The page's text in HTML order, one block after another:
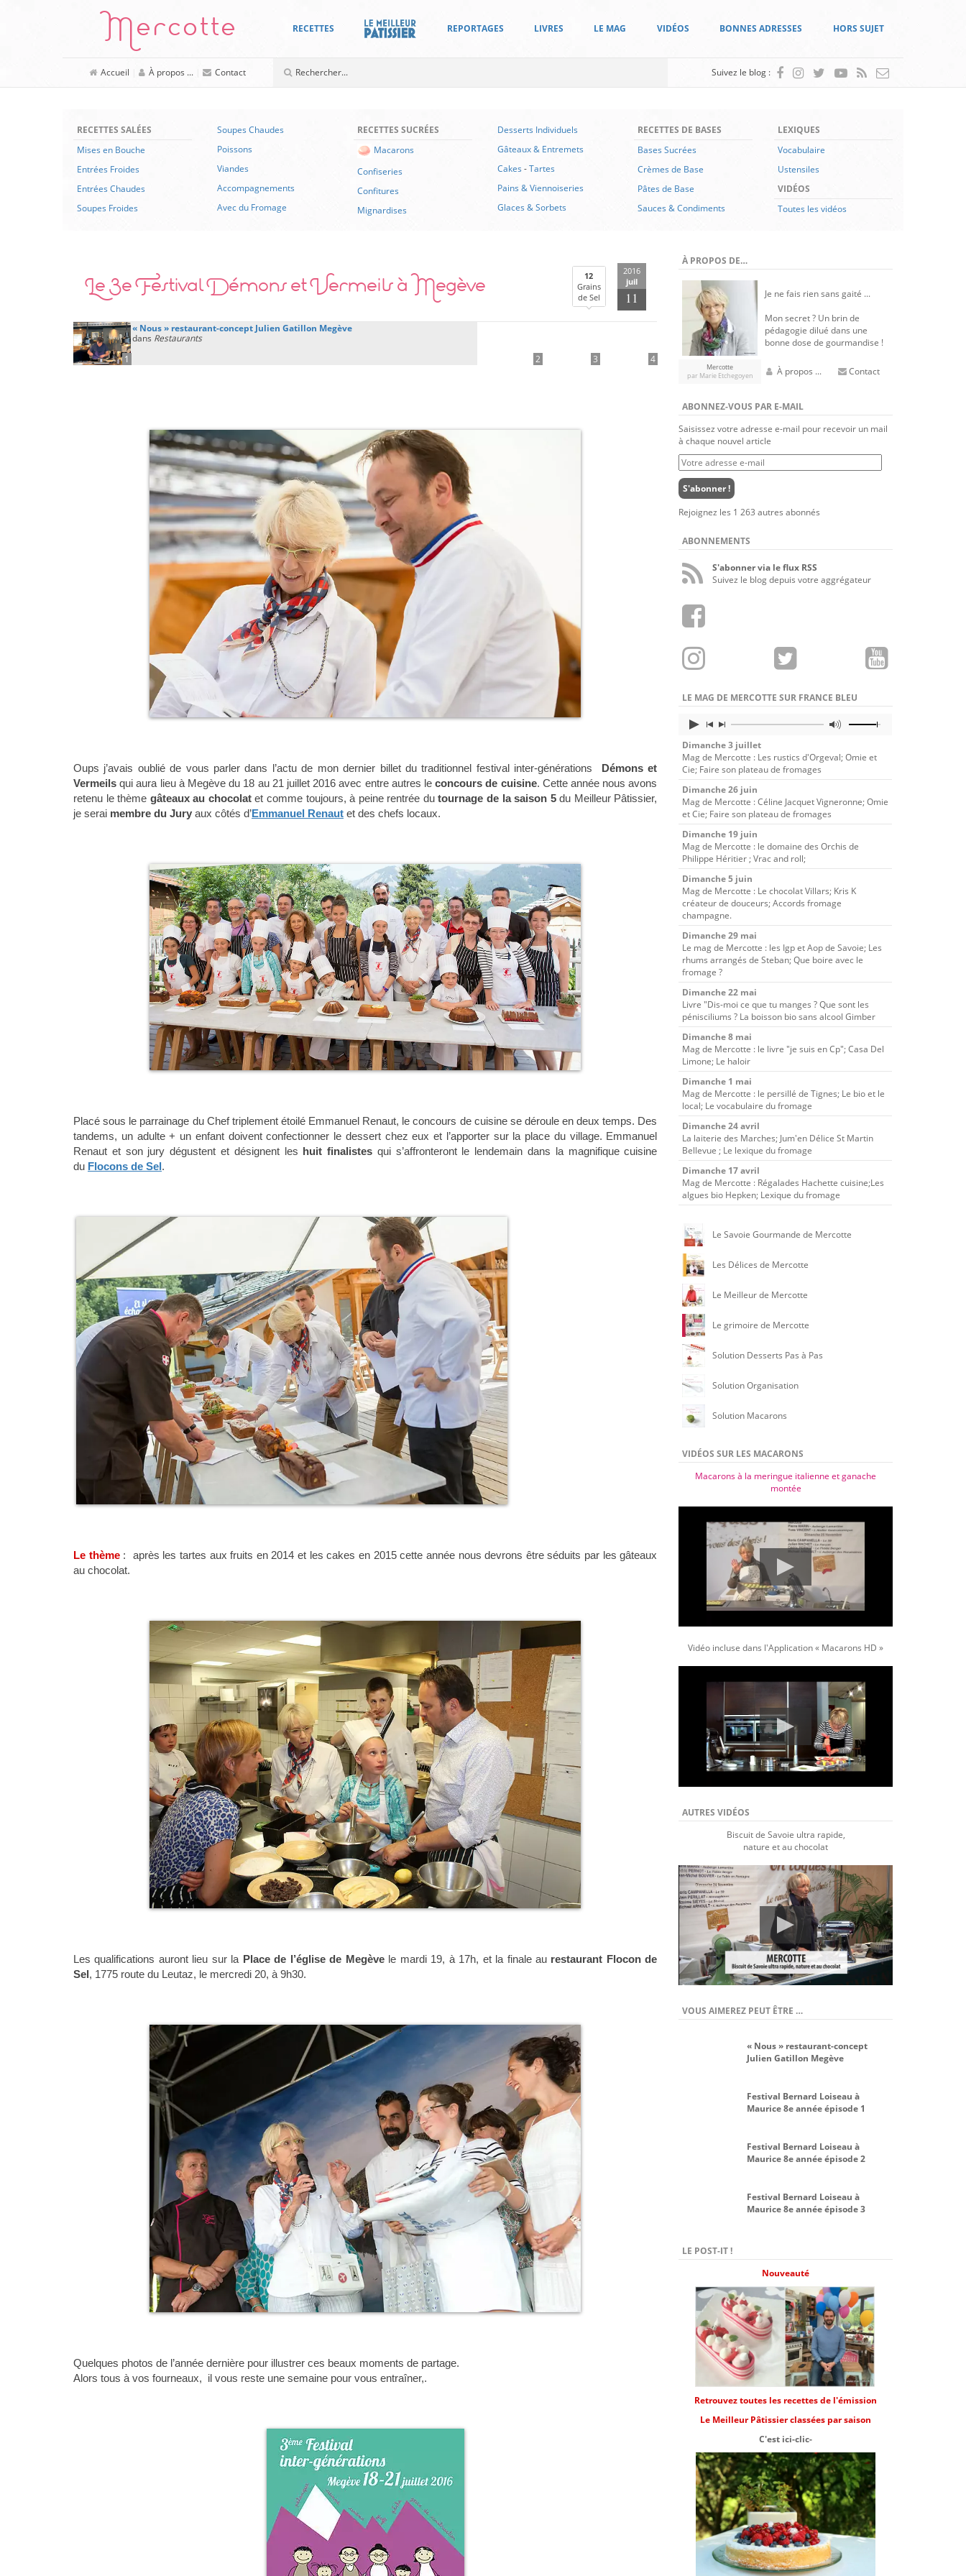
Mercotte RECETTES REPORTAGES LIVRES LE MAG VIDÉOS BONNES ADRESSES HORS SUJET
Accueil | À propos ... | Contact Suivez le blog :
RECETTES SALÉES
Mises en Bouche
Entrées Froides
Entrées Chaudes
Soupes Froides
Soupes Chaudes
Poissons
Viandes
Accompagnements
Avec du Fromage
RECETTES SUCRÉES
Macarons
Confiseries
Confitures
Mignardises
Desserts Individuels
Gâteaux & Entremets
Cakes -Tartes
Pains & Viennoiseries
Glaces & Sorbets
RECETTES DE BASES
Bases Sucrées
Crèmes de Base
Pâtes de Base
Sauces & Condiments
LEXIQUES
Vocabulaire
Ustensiles
VIDÉOS
Toutes les vidéos
Le 3e Festival Démons et Vermeils à Megève
12
Grains
de Sel
2016
juil
11
1
« Nous » restaurant-concept Julien Gatillon Megève
dans Restaurants
2
3 4
Oups j’avais oublié de vous parler dans l’actu de mon dernier billet du traditionnel festival inter-générations Démons et
Vermeils qui aura lieu à Megève du 18 au 21 juillet 2016 avec entre autres leconcours de cuisine. Cette année nous avons
retenu le thème gâteaux au chocolatet comme toujours, à peine rentrée dutournage de la saison 5du Meilleur Pâtissier,
je serai membre du Jury aux côtés d’Emmanuel Renaut et des chefs locaux.
Placé sous le parrainage du Chef triplement étoilé Emmanuel Renaut, le concours de cuisine se déroule en deux temps. Des
tandems, un adulte + un enfant doivent confectionner le dessert chez eux et l’apporter sur la place du village. Emmanuel
Renaut et son jury dégustent et désignent les huit finalistes qui s’affronteront le lendemain dans la magnifique cuisine
du Flocons de Sel.
Le thème: après les tartes aux fruits en 2014 et les cakes en 2015 cette année nous devrons être séduits par les gâteaux
au chocolat.
Les qualifications auront lieu sur la Place de l’église de Megèvele mardi 19, à 17h, et la finale au restaurant Flocon de
Sel, 1775 route du Leutaz, le mercredi 20, à 9h30.
Quelques photos de l’année dernière pour illustrer ces beaux moments de partage.
Alors tous à vos fourneaux, il vous reste une semaine pour vous entraîner,.
À PROPOS DE…
Je ne fais rien sans gaité ...
Mon secret ? Un brin de
pédagogie dilué dans une
bonne dose de gourmandise !
Mercotte
par Marie Etchegoyen
À propos ... Contact
ABONNEZ-VOUS PAR E-MAIL
Saisissez votre adresse e-mail pour recevoir un mail
à chaque nouvel article
Votre
adresse
e-
mail
S'abonner !
Rejoignez les 1 263 autres abonnés
ABONNEMENTS
S'abonner via le flux RSS
Suivez le blog depuis votre aggrégateur
LE MAG DE MERCOTTE SUR FRANCE BLEU
Dimanche 3 juillet
Mag de Mercotte : Les rustics d'Orgeval; Omie et
Cie; Faire son plateau de fromages
Dimanche 26 juin
Mag de Mercotte : Céline Jacquet Vigneronne; Omie
et Cie; Faire son plateau de fromages
Dimanche 19 juin
Mag de Mercotte : le domaine des Orchis de
Philippe Héritier ; Vrac and roll;
Dimanche 5 juin
Mag de Mercotte : Le chocolat Villars; Kris K
créateur de douceurs; Accords fromage
champagne.
Dimanche 29 mai
Le mag de Mercotte : les Igp et Aop de Savoie; Les
rhums arrangés de Steban; Que boire avec le
fromage ?
Dimanche 22 mai
Livre "Dis-moi ce que tu manges ? Que sont les
pénisciliums ? La boisson bio sans alcool Gimber
Dimanche 8 mai
Mag de Mercotte : le livre "je suis en Cp"; Casa Del
Limone; Le haloir
Dimanche 1 mai
Mag de Mercotte : le persillé de Tignes; Le bio et le
local; Le vocabulaire du fromage
Dimanche 24 avril
La laiterie des Marches; Jum'en Délice St Martin
Bellevue ; Le lexique du fromage
Dimanche 17 avril
Mag de Mercotte : Régalades Hachette cuisine;Les
algues bio Hepken; Lexique du fromage
Le Savoie Gourmande de Mercotte
Les Délices de Mercotte
Le Meilleur de Mercotte
Le grimoire de Mercotte
Solution Desserts Pas à Pas
Solution Organisation
Solution Macarons
VIDÉOS SUR LES MACARONS
Macarons à la meringue italienne et ganache
montée
Vidéo incluse dans l'Application « Macarons HD »
AUTRES VIDÉOS
Biscuit de Savoie ultra rapide,
nature et au chocolat
VOUS AIMEREZ PEUT ÊTRE …
« Nous » restaurant-concept
Julien Gatillon Megève
Festival Bernard Loiseau à
Maurice 8e année épisode 1
Festival Bernard Loiseau à
Maurice 8e année épisode 2
Festival Bernard Loiseau à
Maurice 8e année épisode 3
LE POST-IT !
Nouveauté
Retrouvez toutes les recettes de l'émission
Le Meilleur Pâtissier classées par saison
C'est ici-clic-